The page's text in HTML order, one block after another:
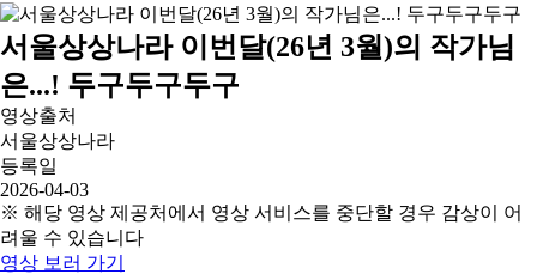
서울상상나라 이번달(26년 3월)의 작가님
은...! 두구두구두구
영상출처
서울상상나라
등록일
2026-04-03
※ 해당 영상 제공처에서 영상 서비스를 중단할 경우 감상이 어
려울 수 있습니다
영상 보러 가기